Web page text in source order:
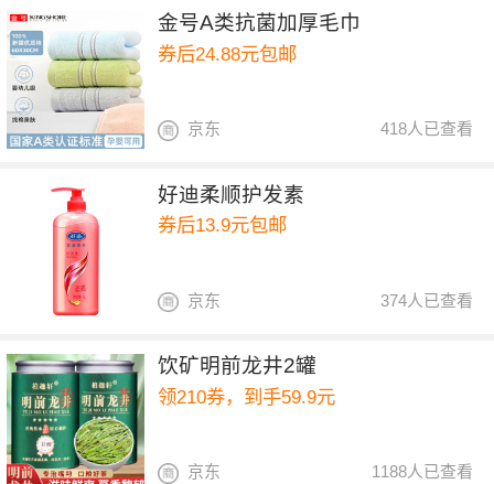
金号A类抗菌加厚毛巾
券后24.88元包邮
418人已查看
京东
好迪柔顺护发素
券后13.9元包邮
374人已查看
京东
饮矿明前龙井2罐
领210券，到手59.9元
1188人已查看
京东